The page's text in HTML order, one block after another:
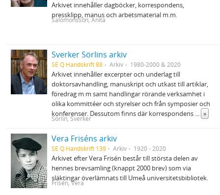
Arkivet innehåller dagböcker, korrespondens,
pressklipp, manus och arbetsmaterial m.m.
Salomonsson, Anita
Sverker Sörlins arkiv
SE Q Handskrift 88 Arkiv 1980-2000 & 2020
Arkivet innehåller excerpter och underlag till
doktorsavhandling, manuskript och utkast till artiklar,
föredrag m m samt handlingar rörande verksamhet i
olika kommittéer och styrelser och från symposier och
konferenser. Dessutom finns där korrespondens ... »
Sörlin, Sverker
Vera Friséns arkiv
SE Q Handskrift 139 Arkiv 1920 - 2020
Arkivet efter Vera Frisén består till största delen av
hennes brevsamling (knappt 2000 brev) som via
släktingar överlämnats till Umeå universitetsbibliotek.
Frisén, Vera